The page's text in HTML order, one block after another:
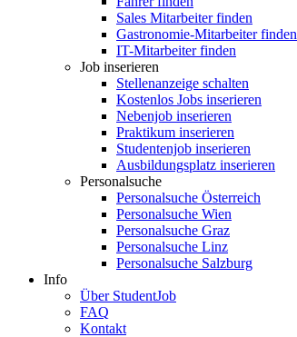
Sales Mitarbeiter finden
Gastronomie-Mitarbeiter finden
IT-Mitarbeiter finden
Job inserieren
Stellenanzeige schalten
Kostenlos Jobs inserieren
Nebenjob inserieren
Praktikum inserieren
Studentenjob inserieren
Ausbildungsplatz inserieren
Personalsuche
Personalsuche Österreich
Personalsuche Wien
Personalsuche Graz
Personalsuche Linz
Personalsuche Salzburg
Info
Über StudentJob
FAQ
Kontakt